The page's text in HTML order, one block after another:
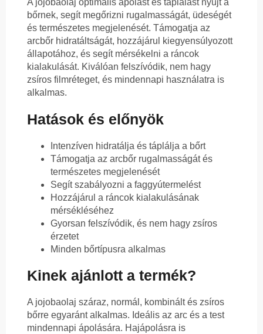
A jojobaolaj optimális ápolást és táplálást nyújt a
bőrnek, segít megőrizni rugalmasságát, üdeségét
és természetes megjelenését. Támogatja az
arcbőr hidratáltságát, hozzájárul kiegyensúlyozott
állapotához, és segít mérsékelni a ráncok
kialakulását. Kiválóan felszívódik, nem hagy
zsíros filmréteget, és mindennapi használatra is
alkalmas.
Hatások és előnyök
Intenzíven hidratálja és táplálja a bőrt
Támogatja az arcbőr rugalmasságát és
természetes megjelenését
Segít szabályozni a faggyútermelést
Hozzájárul a ráncok kialakulásának
mérsékléséhez
Gyorsan felszívódik, és nem hagy zsíros
érzetet
Minden bőrtípusra alkalmas
Kinek ajánlott a termék?
A jojobaolaj száraz, normál, kombinált és zsíros
bőrre egyaránt alkalmas. Ideális az arc és a test
mindennapi ápolására. Hajápolásra is